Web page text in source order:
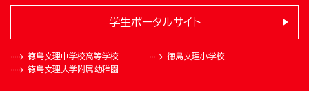
徳島文理中学校高等学校
徳島文理小学校
徳島文理大学附属幼稚園
学生ポータルサイト